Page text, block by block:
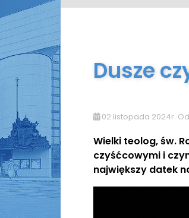
Dusze
02 listopada 2024r.
Wielki teolog, św.
czyśćcowymi i
największy datek